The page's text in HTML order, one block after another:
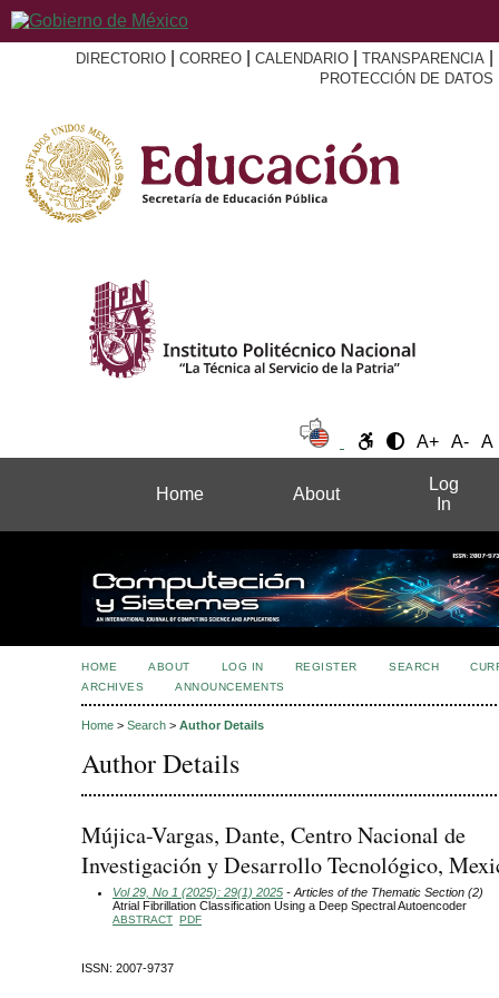
DIRECTORIO CORREO CALENDARIO TRANSPARENCIA
PROTECCIÓN DE DATOS
A+ A- A
Home About
Log
In
HOME ABOUT LOG IN REGISTER SEARCH
ARCHIVES
ANNOUNCEMENTS
Home > Search > Author Details
Author Details
Mújica-Vargas, Dante, Centro Nacional de
Investigación y Desarrollo Tecnológico,
Vol 29, No 1 (2025): 29(1) 2025 - Articles of the Thematic Section (2)
Atrial Fibrillation Classification Using a Deep Spectral Autoencoder
ABSTRACT PDF
ISSN: 2007-9737